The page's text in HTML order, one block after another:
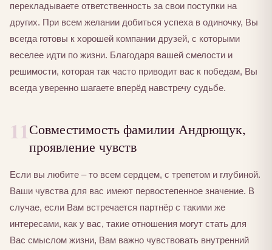
перекладываете ответственность за свои поступки на
других. При всем желании добиться успеха в одиночку, Вы
всегда готовы к хорошей компании друзей, с которыми
веселее идти по жизни. Благодаря вашей смелости и
решимости, которая так часто приводит вас к победам, Вы
всегда уверенно шагаете вперёд навстречу судьбе.
11Совместимость фамилии Андрющук,
проявление чувств
Если вы любите – то всем сердцем, с трепетом и глубиной.
Ваши чувства для вас имеют первостепенное значение. В
случае, если Вам встречается партнёр с такими же
интересами, как у вас, такие отношения могут стать для
Вас смыслом жизни, Вам важно чувствовать внутренний